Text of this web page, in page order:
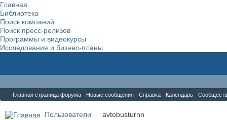
Главная
Библиотека
Поиск компаний
Поиск пресс-релизов
Программы и видеокурсы
Исследования и бизнес-планы
Главная страница форума Новые сообщения Справка Календарь
Пользователи avtobusturnn